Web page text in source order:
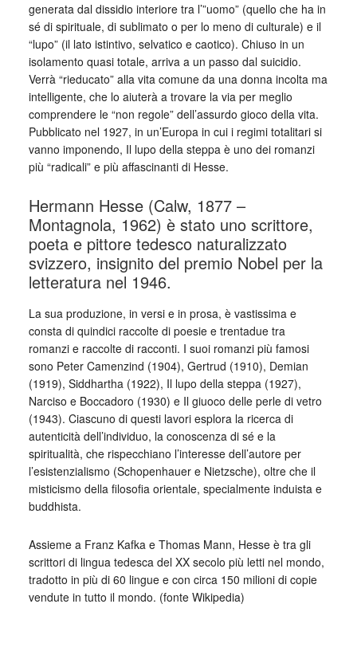
generata dal dissidio interiore tra l’”uomo” (quello che ha in
sé di spirituale, di sublimato o per lo meno di culturale) e il
“lupo” (il lato istintivo, selvatico e caotico). Chiuso in un
isolamento quasi totale, arriva a un passo dal suicidio.
Verrà “rieducato” alla vita comune da una donna incolta ma
intelligente, che lo aiuterà a trovare la via per meglio
comprendere le “non regole” dell’assurdo gioco della vita.
Pubblicato nel 1927, in un’Europa in cui i regimi totalitari si
vanno imponendo, Il lupo della steppa è uno dei romanzi
più “radicali” e più affascinanti di Hesse.
Hermann Hesse (Calw, 1877 –
Montagnola, 1962) è stato uno scrittore,
poeta e pittore tedesco naturalizzato
svizzero, insignito del premio Nobel per la
letteratura nel 1946.
La sua produzione, in versi e in prosa, è vastissima e
consta di quindici raccolte di poesie e trentadue tra
romanzi e raccolte di racconti. I suoi romanzi più famosi
sono Peter Camenzind (1904), Gertrud (1910), Demian
(1919), Siddhartha (1922), Il lupo della steppa (1927),
Narciso e Boccadoro (1930) e Il giuoco delle perle di vetro
(1943). Ciascuno di questi lavori esplora la ricerca di
autenticità dell’individuo, la conoscenza di sé e la
spiritualità, che rispecchiano l’interesse dell’autore per
l’esistenzialismo (Schopenhauer e Nietzsche), oltre che il
misticismo della filosofia orientale, specialmente induista e
buddhista.
Assieme a Franz Kafka e Thomas Mann, Hesse è tra gli
scrittori di lingua tedesca del XX secolo più letti nel mondo,
tradotto in più di 60 lingue e con circa 150 milioni di copie
vendute in tutto il mondo. (fonte Wikipedia)